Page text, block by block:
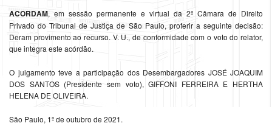
ACORDAM, em sessão permanente e virtual da 2ª Câmara de Direito
Privado do Tribunal de Justiça de São Paulo, proferir a seguinte decisão:
Deram provimento ao recurso. V. U., de conformidade com o voto do relator,
que integra este acórdão.
O julgamento teve a participação dos Desembargadores JOSÉ JOAQUIM
DOS SANTOS (Presidente sem voto), GIFFONI FERREIRA E HERTHA
HELENA DE OLIVEIRA.
São Paulo, 1º de outubro de 2021.